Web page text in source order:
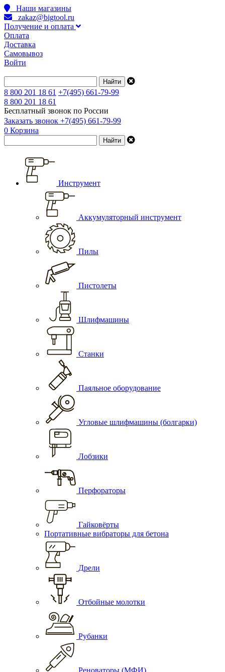
Наши магазины
zakaz@bigtool.ru
Получение и оплата
Оплата
Доставка
Самовывоз
Войти
8 800 201 18 61 +7(495) 661-79-99
8 800 201 18 61
Бесплатный звонок по России
Заказать звонок +7(495) 661-79-99
0 Корзина
Инструмент
Аккумуляторный инструмент
Пилы
Пистолеты
Шлифмашины
Станки
Паяльное оборудование
Угловые шлифмашины (болгарки)
Лобзики
Перфораторы
Гайковёрты
Портативные вибраторы для бетона
Дрели
Отбойные молотки
Рубанки
Реноваторы (МФИ)